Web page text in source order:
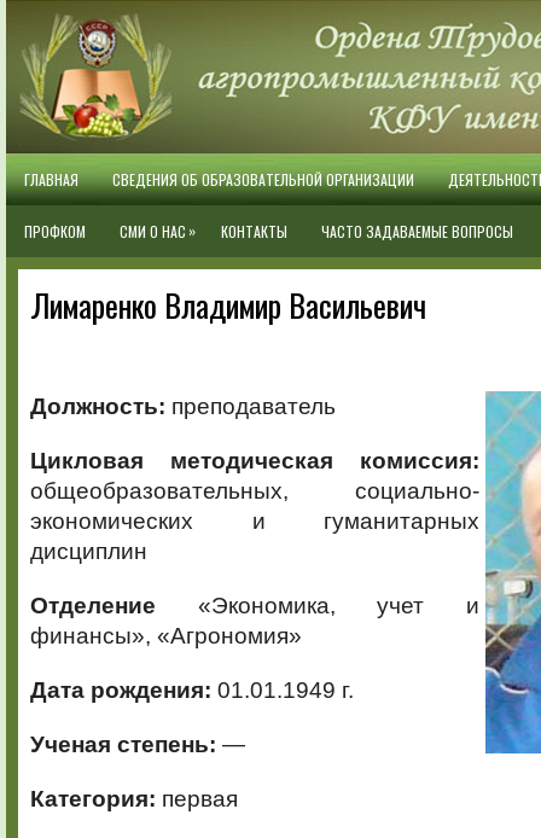
ГЛАВНАЯ СВЕДЕНИЯ ОБ ОБРАЗОВАТЕЛЬНОЙ ОРГАНИЗАЦИИ
ПРОФКОМ СМИ О НАС » КОНТАКТЫ ЧАСТО ЗАДАВАЕМЫЕ ВОПРОСЫ
Лимаренко Владимир Васильевич
Должность: преподаватель
Цикловая методическая комиссия:
общеобразовательных, социально-
экономических и гуманитарных
дисциплин
Отделение «Экономика, учет и
финансы», «Агрономия»
Дата рождения: 01.01.1949 г.
Ученая степень: —
Категория: первая